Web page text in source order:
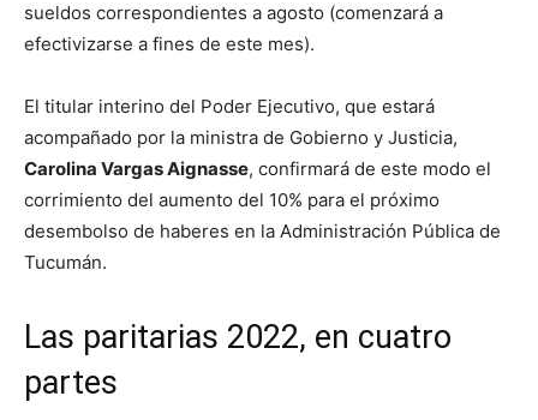
sueldos correspondientes a agosto (comenzará a
efectivizarse a fines de este mes).
El titular interino del Poder Ejecutivo, que estará
acompañado por la ministra de Gobierno y Justicia,
Carolina Vargas Aignasse, confirmará de este modo el
corrimiento del aumento del 10% para el próximo
desembolso de haberes en la Administración Pública de
Tucumán.
Las paritarias 2022, en cuatro
partes